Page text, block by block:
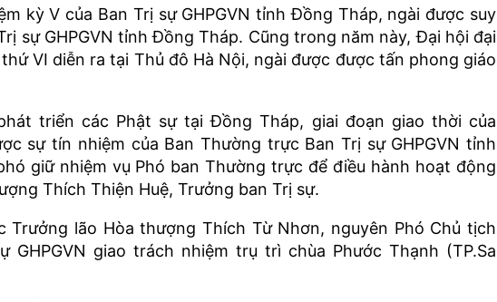
kỳ V của Ban Trị sự GHPGVN tỉnh Đồng Tháp, ngài được suy
sự GHPGVN tỉnh Đồng Tháp. Cũng trong năm này, Đại hội đại
VI diễn ra tại Thủ đô Hà Nội, ngài được được tấn phong giáo
triển các Phật sự tại Đồng Tháp, giai đoạn giao thời của
sự tín nhiệm của Ban Thường trực Ban Trị sự GHPGVN tỉnh
giữ nhiệm vụ Phó ban Thường trực để điều hành hoạt động
Thích Thiện Huệ, Trưởng ban Trị sự.
Trưởng lão Hòa thượng Thích Từ Nhơn, nguyên Phó Chủ tịch
GHPGVN giao trách nhiệm trụ trì chùa Phước Thạnh (TP.Sa